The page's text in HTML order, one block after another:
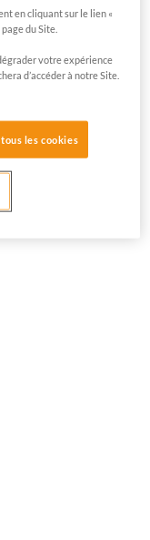
en cliquant sur le lien «
du Site.
votre expérience
d’accéder à notre Site.
les cookies